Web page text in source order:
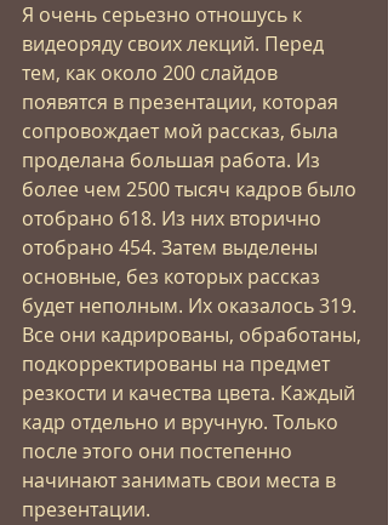
Я очень серьезно отношусь к
видеоряду своих лекций. Перед
тем, как около 200 слайдов
появятся в презентации, которая
сопровождает мой рассказ, была
проделана большая работа. Из
более чем 2500 тысяч кадров было
отобрано 618. Из них вторично
отобрано 454. Затем выделены
основные, без которых рассказ
будет неполным. Их оказалось 319.
Все они кадрированы, обработаны,
подкорректированы на предмет
резкости и качества цвета. Каждый
кадр отдельно и вручную. Только
после этого они постепенно
начинают занимать свои места в
презентации.